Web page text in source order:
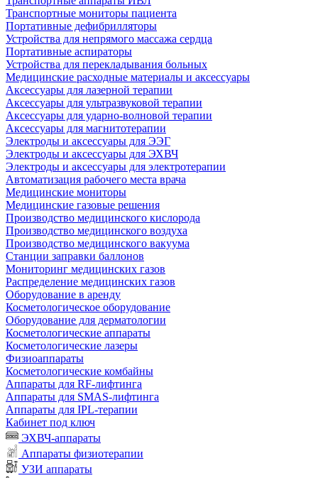
Транспортные мониторы пациента
Портативные дефибрилляторы
Устройства для непрямого массажа сердца
Портативные аспираторы
Устройства для перекладывания больных
Медицинские расходные материалы и аксессуары
Аксессуары для лазерной терапии
Аксессуары для ультразвуковой терапии
Аксессуары для ударно-волновой терапии
Аксессуары для магнитотерапии
Электроды и аксессуары для ЭЭГ
Электроды и аксессуары для ЭХВЧ
Электроды и аксессуары для электротерапии
Автоматизация рабочего места врача
Медицинские мониторы
Медицинские газовые решения
Производство медицинского кислорода
Производство медицинского воздуха
Производство медицинского вакуума
Станции заправки баллонов
Мониторинг медицинских газов
Распределение медицинских газов
Оборудование в аренду
Косметологическое оборудование
Оборудование для дерматологии
Косметологические аппараты
Косметологические лазеры
Физиоаппараты
Косметологические комбайны
Аппараты для RF-лифтинга
Аппараты для SMAS-лифтинга
Аппараты для IPL-терапии
Кабинет под ключ
ЭХВЧ-аппараты
Аппараты физиотерапии
УЗИ аппараты